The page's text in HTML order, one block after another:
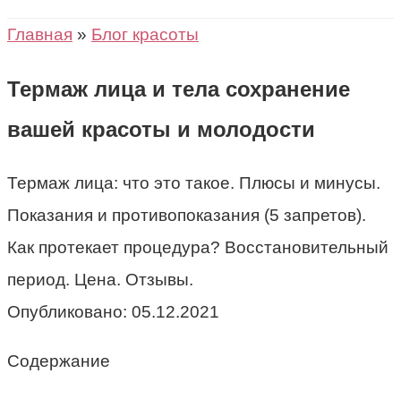
Главная » Блог красоты
Термаж лица и тела сохранение
вашей красоты и молодости
Термаж лица: что это такое. Плюсы и минусы.
Показания и противопоказания (5 запретов).
Как протекает процедура? Восстановительный
период. Цена. Отзывы.
Опубликовано: 05.12.2021
Содержание